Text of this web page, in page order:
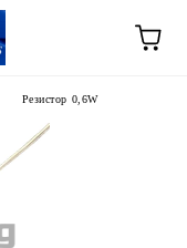
Резистор 0,6W